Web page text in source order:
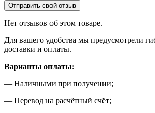
Отправить свой отзыв
Нет отзывов об этом товаре.
Для вашего удобства мы предусмотрели
доставки и оплаты.
Варианты оплаты:
— Наличными при получении;
— Перевод на расчётный счёт;